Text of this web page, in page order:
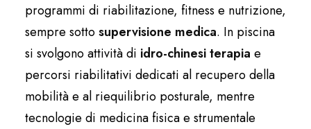
programmi di riabilitazione, fitness e nutrizione,
sempre sottosupervisione medica. In piscina
si svolgono attività di idro-chinesi terapia e
percorsi riabilitativi dedicati al recupero della
mobilità e al riequilibrio posturale, mentre
tecnologie di medicina fisica e strumentale